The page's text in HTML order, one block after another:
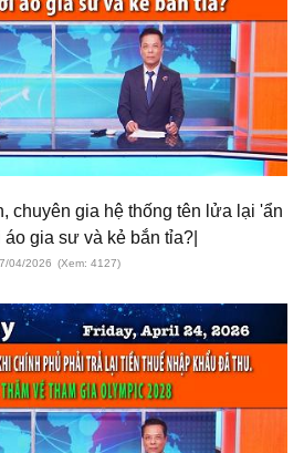
chuyên gia hệ thống tên lửa lại 'ẩn
gia sư và kẻ bắn tỉa?|
04/2026 (Xem: 4127)